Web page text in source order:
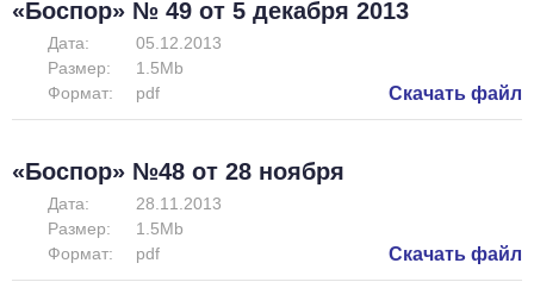
«Боспор» № 49 от 5 декабря 2013
Дата:
05.12.2013
Размер:
1.5Mb
Формат:
pdf Скачать файл
«Боспор» №48 от 28 ноября
Дата:
28.11.2013
Размер:
1.5Mb
Формат:
pdf Скачать файл